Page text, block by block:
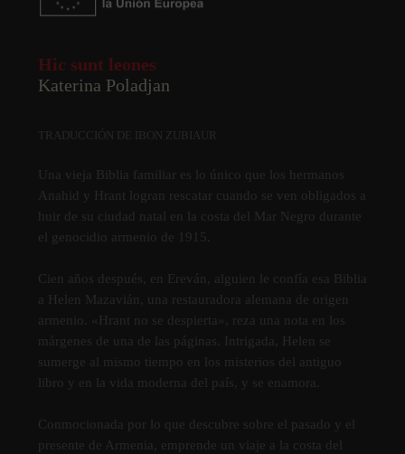
Hic sunt leones
Katerina Poladjan
TRADUCCIÓN DE IBON ZUBIAUR
Una vieja Biblia familiar es lo único que los hermanos
Anahid y Hrant logran rescatar cuando se ven obligados a
huir de su ciudad natal en la costa del Mar Negro durante
el genocidio armenio de 1915.
Cien años después, en Ereván, alguien le confía esa Biblia
a Helen Mazavián, una restauradora alemana de origen
armenio. «Hrant no se despierta», reza una nota en los
márgenes de una de las páginas. Intrigada, Helen se
sumerge al mismo tiempo en los misterios del antiguo
libro y en la vida moderna del país, y se enamora.
Conmocionada por lo que descubre sobre el pasado y el
presente de Armenia, emprende un viaje a la costa del